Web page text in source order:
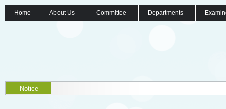
Home About Us Committee Departments
Notice